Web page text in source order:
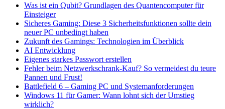
Was ist ein Qubit? Grundlagen des Quantencomputer für
Einsteiger
Sicheres Gaming: Diese 3 Sicherheitsfunktionen sollte dein
neuer PC unbedingt haben
Zukunft des Gamings: Technologien im Überblick
AI Entwicklung
Eigenes starkes Passwort erstellen
Fehler beim Netzwerkschrank-Kauf? So vermeidest du teure
Pannen und Frust!
Battlefield 6 – Gaming PC und Systemanforderungen
Windows 11 für Gamer: Wann lohnt sich der Umstieg
wirklich?